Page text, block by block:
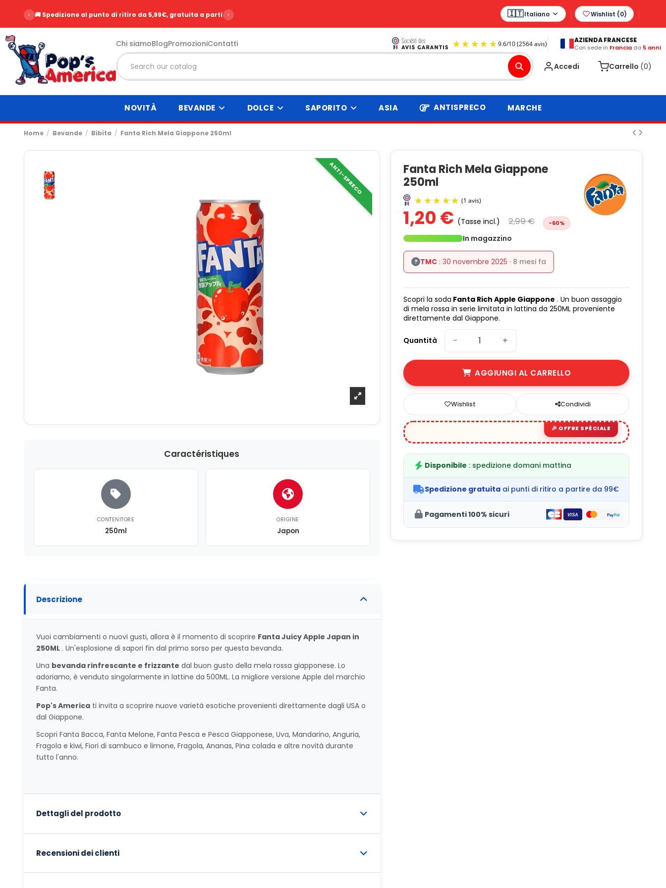
‹ ⭐ Oltre 2500 recensioni clienti - Voto 9.6/10 › Italiano Wishlist (0)
Chi siamoBlogPromozioniContatti
9.6/10 (2564 avis)
AZIENDA FRANCESE
Con sede in Franciada 5 anni
Accedi Carrello (0)
NOVITÀ BEVANDE DOLCE SAPORITO ASIA ANTISPRECO MARCHE
Home Bevande Bibita Fanta Rich Mela Giappone 250ml
ANTI-SPRECO
Caractéristiques
CONTENITORE
250ml
ORIGINE
Japon
Descrizione
Vuoi cambiamenti o nuovi gusti, allora è il momento di scoprire Fanta Juicy Apple Japan in
250ML. Un'esplosione di sapori fin dal primo sorso per questa bevanda.
Una bevanda rinfrescante e frizzante dal buon gusto della mela rossa giapponese. Lo
adoriamo, è venduto singolarmente in lattine da 500ML. La migliore versione Apple del marchio
Fanta.
Pop's Americati invita a scoprire nuove varietà esotiche provenienti direttamente dagli USA o
dal Giappone.
Scopri Fanta Bacca, Fanta Melone, Fanta Pesca e Pesca Giapponese, Uva, Mandarino, Anguria,
Fragola e kiwi, Fiori di sambuco e limone, Fragola, Ananas, Pina colada e altre novità durante
tutto l'anno.
Dettagli del prodotto
Recensioni dei clienti
Fanta Rich Mela Giappone
250ml
1,20 € (Tasse incl.) 2,99 € -60%
In magazzino
? TMC : 30 novembre 2025 · 8 mesi fa
Scopri la soda Fanta Rich Apple Giappone . Un buon assaggio
di mela rossa in serie limitata in lattina da 250ML proveniente
direttamente dal Giappone.
Quantità − +
AGGIUNGI AL CARRELLO
Wishlist Condividi
Disponibile : spedizione domani mattina
Spedizione gratuita ai punti di ritiro a partire da 99€
Pagamenti 100% sicuri